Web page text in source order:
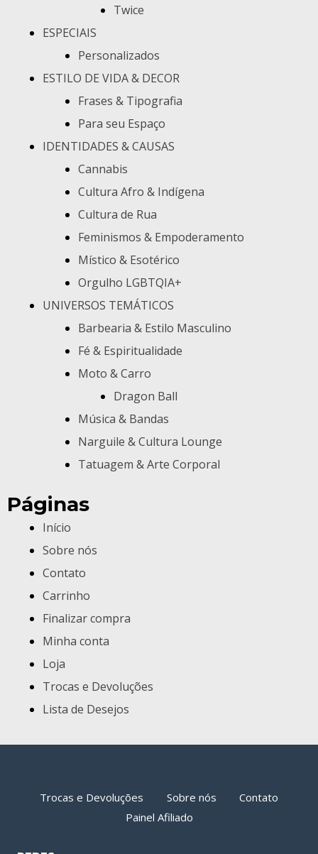
Twice
ESPECIAIS
Personalizados
ESTILO DE VIDA & DECOR
Frases & Tipografia
Para seu Espaço
IDENTIDADES & CAUSAS
Cannabis
Cultura Afro & Indígena
Cultura de Rua
Feminismos & Empoderamento
Místico & Esotérico
Orgulho LGBTQIA+
UNIVERSOS TEMÁTICOS
Barbearia & Estilo Masculino
Fé & Espiritualidade
Moto & Carro
Dragon Ball
Música & Bandas
Narguile & Cultura Lounge
Tatuagem & Arte Corporal
Páginas
Início
Sobre nós
Contato
Carrinho
Finalizar compra
Minha conta
Loja
Trocas e Devoluções
Lista de Desejos
Trocas e Devoluções Sobre nós
Contato
Painel Afiliado